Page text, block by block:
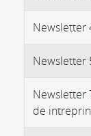
Newsletter
Newsletter
Newsletter
de